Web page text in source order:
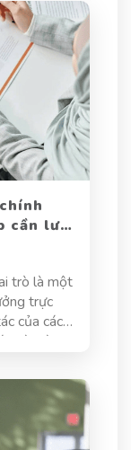
quan
quốc tế và
chất.
cần lưu
trò là một
trực
của các
này là
trên thị
tính
số, từng
những